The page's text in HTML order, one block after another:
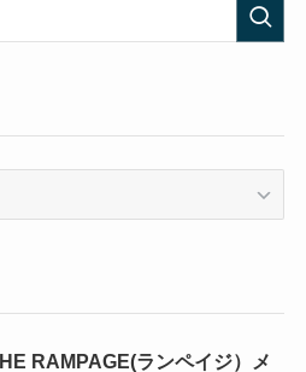
RAMPAGE(ランペイジ）メ